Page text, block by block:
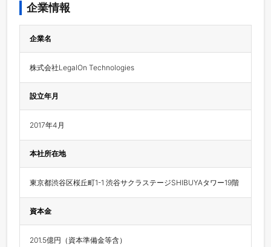
企業情報
企業名
株式会社LegalOn Technologies
設立年月
2017年4月
本社所在地
東京都渋谷区桜丘町1-1 渋谷サクラステージSHIBUYAタワー19階
資本金
201.5億円（資本準備金等含）